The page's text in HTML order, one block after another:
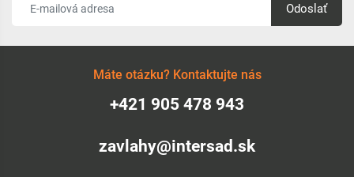
Odoslať
Máte otázku? Kontaktujte nás
+421 905 478 943
zavlahy@intersad.sk